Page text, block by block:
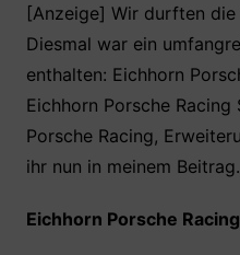
c
e
b
o
o
itt
er
at
s
A
p
p
er
e
st
[Anzeige] Wir durften
Diesmal war ein
enthalten: Eichhorn
Eichhorn Porsche
Porsche Racing,
ihr nun in meinem Beitrag.
Eichhorn Porsche